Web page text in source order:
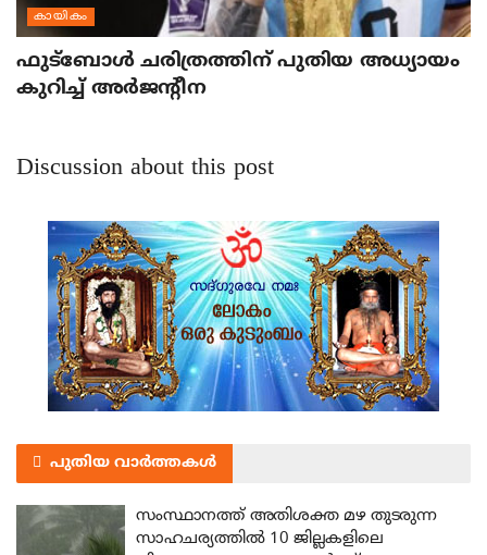
കായികം
ഫുട്‌ബോള്‍ ചരിത്രത്തിന് പുതിയ അധ്യായം
കുറിച്ച് അര്‍ജന്റീന
Discussion about this post
പുതിയ വാർത്തകൾ
സംസ്ഥാനത്ത് അതിശക്ത മഴ തുടരുന്ന
സാഹചര്യത്തിൽ 10 ജില്ലകളിലെ